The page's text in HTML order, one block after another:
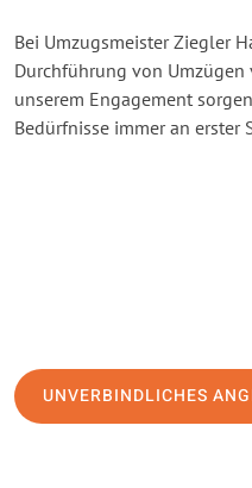
Bei Umzugsmeister Ziegler
Durchführung von Umzügen
unserem Engagement
Bedürfnisse immer an erster
UNVERBINDLICHES